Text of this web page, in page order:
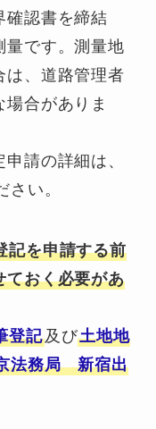
確認書を締結
量です。測量地
は、道路管理者
合がありま
請の詳細は、
さい。
記を申請する前
ておく必要があ
登記及び土地地
法務局 新宿出